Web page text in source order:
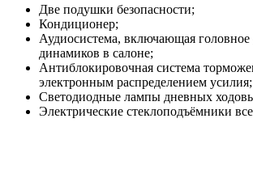
Две подушки безопасности;
Кондиционер;
Аудиосистема, включающая головное
динамиков в салоне;
Антиблокировочная система
электронным распределением усилия;
Светодиодные лампы дневных
Электрические стеклоподъёмники